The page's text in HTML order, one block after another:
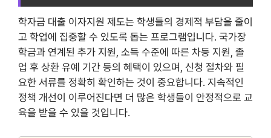
학자금 대출 이자지원 제도는 학생들의 경제적 부담을 줄이
고 학업에 집중할 수 있도록 돕는 프로그램입니다. 국가장
학금과 연계된 추가 지원, 소득 수준에 따른 차등 지원, 졸
업 후 상환 유예 기간 등의 혜택이 있으며, 신청 절차와 필
요한 서류를 정확히 확인하는 것이 중요합니다. 지속적인
정책 개선이 이루어진다면 더 많은 학생들이 안정적으로 교
육을 받을 수 있을 것입니다.